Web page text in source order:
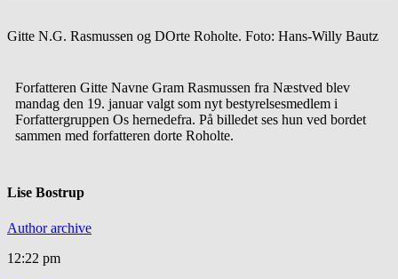
Gitte N.G. Rasmussen og DOrte Roholte. Foto: Hans-Willy Bautz
Forfatteren Gitte Navne Gram Rasmussen fra Næstved blev
mandag den 19. januar valgt som nyt bestyrelsesmedlem i
Forfattergruppen Os hernedefra. På billedet ses hun ved bordet
sammen med forfatteren dorte Roholte.
Lise Bostrup
Author archive
12:22 pm